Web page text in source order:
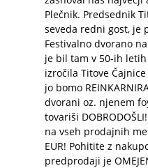
Plečnik. Predsednik
seveda redni gost, je
Festivalno dvorano
je bil tam v 50-ih
izročila Titove
jo bomo
dvorani oz. njenem
tovariši
na vseh prodajnih
EUR! Pohitite z
predprodaji je